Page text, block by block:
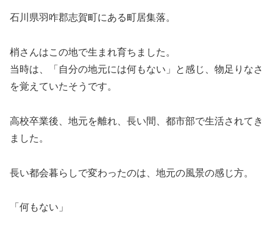
石川県羽咋郡志賀町にある町居集落。
梢さんはこの地で生まれ育ちました。
当時は、「自分の地元には何もない」と感じ、物足りなさ
を覚えていたそうです。
高校卒業後、地元を離れ、長い間、都市部で生活されてき
ました。
長い都会暮らしで変わったのは、地元の風景の感じ方。
「何もない」